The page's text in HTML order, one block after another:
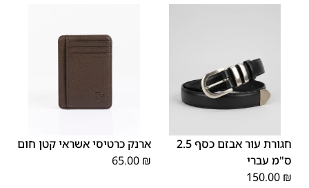
L
XS
M
S
XL
חגורת עור אבזם כסף 2.5
ס"מ עברי
150.00 ₪
ארנק כרטיסי אשראי קטן חום
65.00 ₪